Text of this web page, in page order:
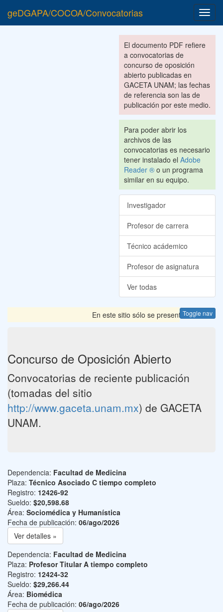
geDGAPA/COCOA/Convocatorias
El documento PDF refiere
a convocatorias de
concurso de oposición
abierto publicadas en
GACETA UNAM; las fechas
de referencia son las de
publicación por este medio.
Para poder abrir los
archivos de las
convocatorias es necesario
tener instalado el Adobe
Reader ® o un programa
similar en su equipo.
Investigador
Profesor de carrera
Técnico acádemico
Profesor de asignatura
Ver todas
Toggle nav
En este sitio sólo se presentan las
Concurso de Oposición Abierto
Convocatorias de reciente publicación
(tomadas del sitio
http://www.gaceta.unam.mx) de GACETA
UNAM.
Dependencia: Facultad de Medicina
Plaza: Técnico Asociado C tiempo completo
Registro: 12426-92
Sueldo: $20,598.68
Área: Sociomédica y Humanística
Fecha de publicación: 06/ago/2026
Ver detalles »
Dependencia: Facultad de Medicina
Plaza: Profesor Titular A tiempo completo
Registro: 12424-32
Sueldo: $29,266.44
Área: Biomédica
Fecha de publicación: 06/ago/2026